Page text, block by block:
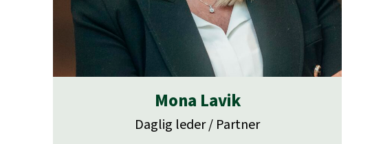
Mona Lavik
Daglig leder / Partner